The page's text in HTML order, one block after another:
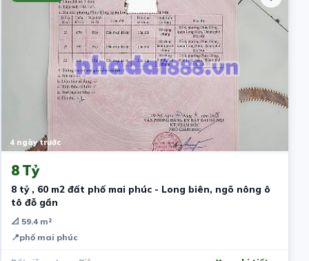
4 ngày trước
8 Tỷ
8 tỷ , 60 m2 đất phố mai phúc - Long biên, ngõ nông ô
tô đỗ gần
📐 59.4 m²
📍phố mai phúc